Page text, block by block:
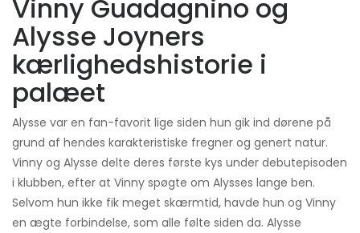
Vinny Guadagnino og
Alysse Joyners
kærlighedshistorie i
palæet
Alysse var en fan-favorit lige siden hun gik ind dørene på
grund af hendes karakteristiske fregner og genert natur.
Vinny og Alysse delte deres første kys under debutepisoden
i klubben, efter at Vinny spøgte om Alysses lange ben.
Selvom hun ikke fik meget skærmtid, havde hun og Vinny
en ægte forbindelse, som alle følte siden da. Alysse